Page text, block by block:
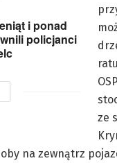
i ponad
policjanci
ze
na zewnątrz